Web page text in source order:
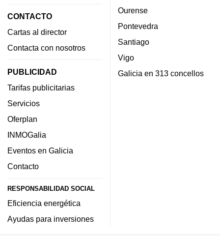
CONTACTO
Cartas al director
Contacta con nosotros
PUBLICIDAD
Tarifas publicitarias
Servicios
Oferplan
INMOGalia
Eventos en Galicia
Contacto
RESPONSABILIDAD SOCIAL
Eficiencia energética
Ayudas para inversiones
Ourense
Pontevedra
Santiago
Vigo
Galicia en 313 concellos